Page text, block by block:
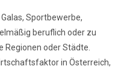
Sportbewerbe,
beruflich oder zu
oder Städte.
in Österreich,